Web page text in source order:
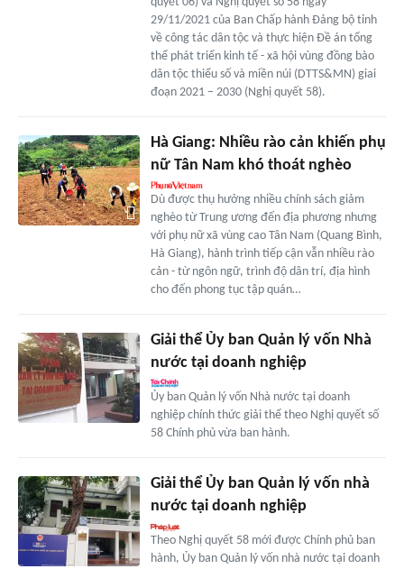
29/11/2021 của Ban Chấp hành Đảng bộ tỉnh
về công tác dân tộc và thực hiện Đề án tổng
thể phát triển kinh tế - xã hội vùng đồng bào
dân tộc thiểu số và miền núi (DTTS&MN) giai
đoạn 2021 – 2030 (Nghị quyết 58).
Hà Giang: Nhiều rào cản khiến phụ
nữ Tân Nam khó thoát nghèo
Dù được thụ hưởng nhiều chính sách giảm
nghèo từ Trung ương đến địa phương nhưng
với phụ nữ xã vùng cao Tân Nam (Quang Bình,
Hà Giang), hành trình tiếp cận vẫn nhiều rào
cản - từ ngôn ngữ, trình độ dân trí, địa hình
cho đến phong tục tập quán…
Giải thể Ủy ban Quản lý vốn Nhà
nước tại doanh nghiệp
Ủy ban Quản lý vốn Nhà nước tại doanh
nghiệp chính thức giải thể theo Nghị quyết số
58 Chính phủ vừa ban hành.
Giải thể Ủy ban Quản lý vốn nhà
nước tại doanh nghiệp
Theo Nghị quyết 58 mới được Chính phủ ban
hành, Ủy ban Quản lý vốn nhà nước tại doanh